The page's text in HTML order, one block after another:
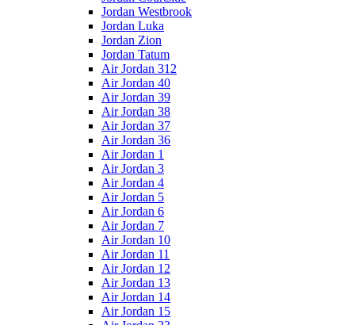
Jordan Westbrook
Jordan Luka
Jordan Zion
Jordan Tatum
Air Jordan 312
Air Jordan 40
Air Jordan 39
Air Jordan 38
Air Jordan 37
Air Jordan 36
Air Jordan 1
Air Jordan 3
Air Jordan 4
Air Jordan 5
Air Jordan 6
Air Jordan 7
Air Jordan 10
Air Jordan 11
Air Jordan 12
Air Jordan 13
Air Jordan 14
Air Jordan 15